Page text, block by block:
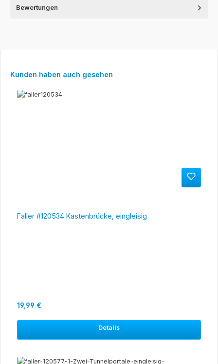
Bewertungen
Produktgalerie überspringen
Kunden haben auch gesehen
Faller #120534 Kastenbrücke, eingleisig
Regulärer Preis:
19,99 €
Details